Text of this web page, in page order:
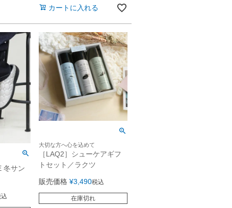
カートに入れる
冬サン
大切な方へ心を込めて
［LAQ2］シューケアギフ
トセット／ラクツ
販売価格 ¥3,490税込
在庫切れ